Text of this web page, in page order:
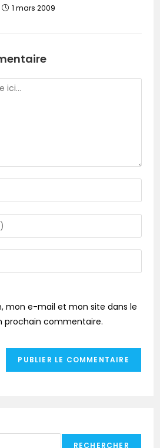
1 mars 2009
mon e-mail et mon site dans le
prochain commentaire.
RECHERCHER